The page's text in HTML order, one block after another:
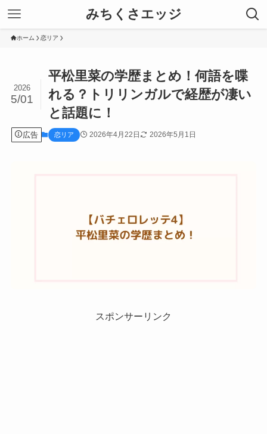
みちくさエッジ
ホーム 恋リア
平松里菜の学歴まとめ！何語を喋
れる？トリリンガルで経歴が凄い
と話題に！
2026
5/01
広告 恋リア 2026年4月22日 2026年5月1日
スポンサーリンク